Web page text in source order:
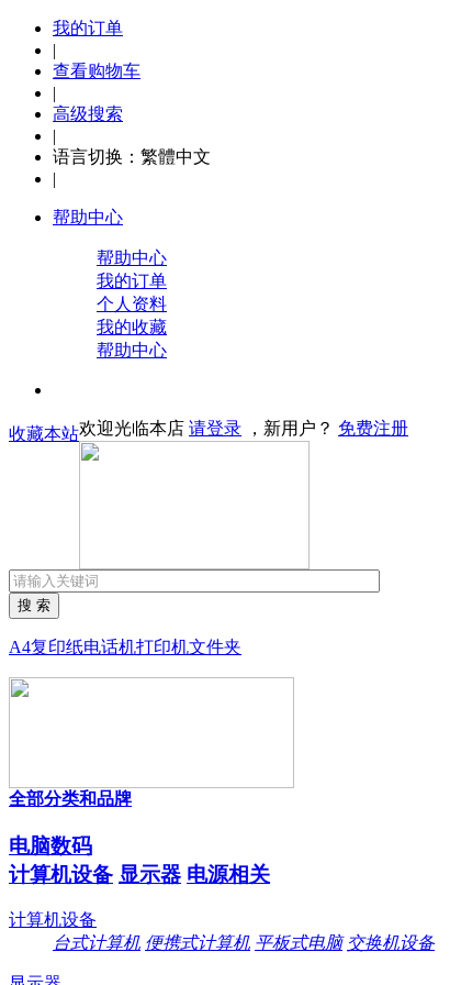
我的订单
|
查看购物车
|
高级搜索
|
语言切换： 繁體中文
|
帮助中心
帮助中心
我的订单
个人资料
我的收藏
帮助中心
收藏本站欢迎光临本店 请登录 ，新用户？ 免费注册
搜 索
A4复印纸电话机打印机文件夹
全部分类和品牌
电脑数码
计算机设备 显示器 电源相关
计算机设备
台式计算机 便携式计算机 平板式电脑 交换机设备